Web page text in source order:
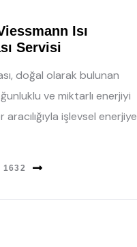
Isı
Servisi
doğal olarak bulunan
ve miktarlı enerjiyi
aracılığıyla işlevsel enerjiye
1632